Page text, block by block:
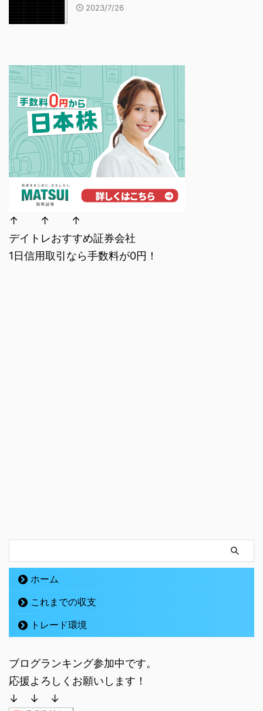
2023/7/26
↑ ↑ ↑
デイトレおすすめ証券会社
1日信用取引なら手数料が0円！
ホーム
これまでの収支
トレード環境
ブログランキング参加中です。
応援よろしくお願いします！
↓ ↓ ↓